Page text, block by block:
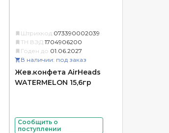
Штрихкод: 073390002039
ТН ВЭД: 1704906200
Годен до: 01.06.2027
В наличии: под заказ
Жев.конфета AirHeads
WATERMELON 15,6гр
Сообщить о
поступлении